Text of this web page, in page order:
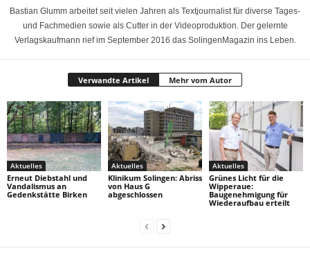
Bastian Glumm arbeitet seit vielen Jahren als Textjournalist für diverse Tages-
und Fachmedien sowie als Cutter in der Videoproduktion. Der gelernte
Verlagskaufmann rief im September 2016 das SolingenMagazin ins Leben.
Verwandte Artikel Mehr vom Autor
Aktuelles
Erneut Diebstahl und
Vandalismus an
Gedenkstätte Birken
Aktuelles
Klinikum Solingen: Abriss
von Haus G
abgeschlossen
Aktuelles
Grünes Licht für die
Wipperaue:
Baugenehmigung für
Wiederaufbau erteilt